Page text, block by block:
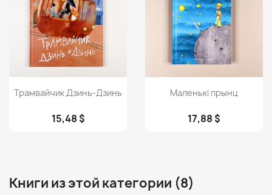
Просмотр
Трамвайчик Дзинь-Дзинь
15,48 $
Просмотр
Маленькі прынц
17,88 $
Книги из этой категории (8)